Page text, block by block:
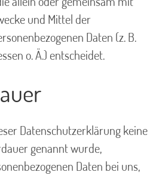
und Mittel der
Daten (z. B.
o. Ä.) entscheidet.
Datenschutzerklärung keine
genannt wurde,
Daten bei uns,